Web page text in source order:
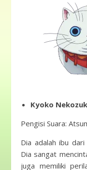
Kyoko
Pengisi Suara:
Dia adalah ibu
Dia sangat
juga memiliki